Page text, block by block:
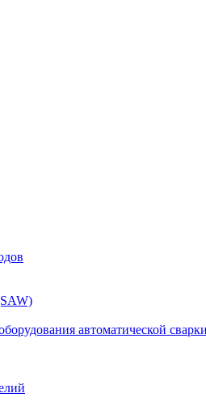
автоматической